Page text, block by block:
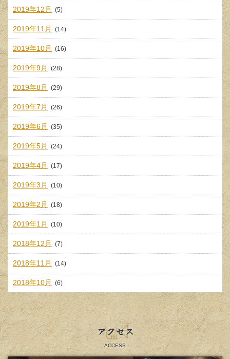
2019年12月 (5)
2019年11月 (14)
2019年10月 (16)
2019年9月 (28)
2019年8月 (29)
2019年7月 (26)
2019年6月 (35)
2019年5月 (24)
2019年4月 (17)
2019年3月 (10)
2019年2月 (18)
2019年1月 (10)
2018年12月 (7)
2018年11月 (14)
2018年10月 (6)
アクセス
ACCESS